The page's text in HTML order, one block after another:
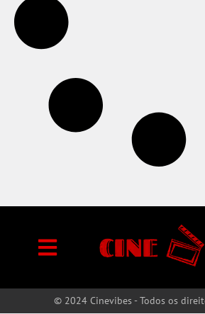
© 2024 Cinevibes - Todos os